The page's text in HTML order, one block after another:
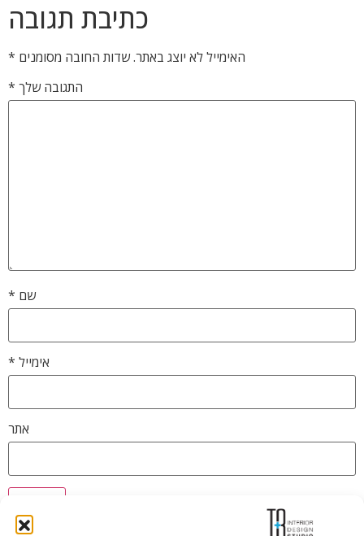
כתיבת תגובה
האימייל לא יוצג באתר.שדות החובה מסומנים *
התגובה שלך *
שם *
אימייל *
אתר